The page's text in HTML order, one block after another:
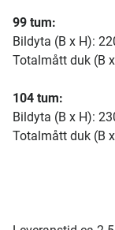
99 tum:
Bildyta (B x H):
Totalmått duk (B
104 tum:
Bildyta (B x H):
Totalmått duk (B